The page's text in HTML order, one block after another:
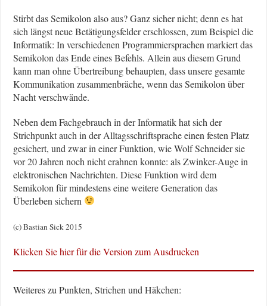
Stirbt das Semikolon also aus? Ganz sicher nicht; denn es hat
sich längst neue Betätigungsfelder erschlossen, zum Beispiel die
Informatik: In verschiedenen Programmiersprachen markiert das
Semikolon das Ende eines Befehls. Allein aus diesem Grund
kann man ohne Übertreibung behaupten, dass unsere gesamte
Kommunikation zusammenbräche, wenn das Semikolon über
Nacht verschwände.
Neben dem Fachgebrauch in der Informatik hat sich der
Strichpunkt auch in der Alltagsschriftsprache einen festen Platz
gesichert, und zwar in einer Funktion, wie Wolf Schneider sie
vor 20 Jahren noch nicht erahnen konnte: als Zwinker-Auge in
elektronischen Nachrichten. Diese Funktion wird dem
Semikolon für mindestens eine weitere Generation das
Überleben sichern
(c) Bastian Sick 2015
Klicken Sie hier für die Version zum Ausdrucken
Weiteres zu Punkten, Strichen und Häkchen: